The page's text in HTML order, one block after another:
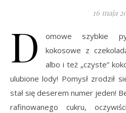
16 maja
D
omowe szybkie
kokosowe z
albo i też „czyste”
ulubione lody! Pomysł zrodził
stał się deserem numer jeden!
rafinowanego cukru,